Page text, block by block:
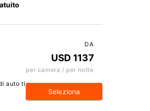
auto ti
DA
USD 1137
per camera / per notte
Seleziona